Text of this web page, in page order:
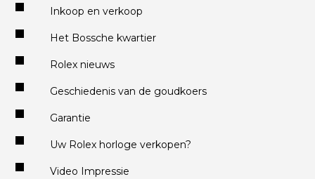
Inkoop en verkoop
Het Bossche kwartier
Rolex nieuws
Geschiedenis van de goudkoers
Garantie
Uw Rolex horloge verkopen?
Video Impressie